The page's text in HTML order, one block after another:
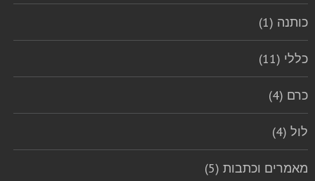
כותנה (1)
כללי (11)
כרם (4)
לול (4)
מאמרים וכתבות (5)